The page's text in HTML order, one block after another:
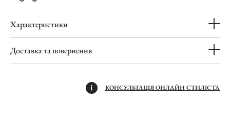
Характеристики
Доставка та повернення
КОНСУЛЬТАЦІЯ ОНЛАЙН СТИЛІСТА